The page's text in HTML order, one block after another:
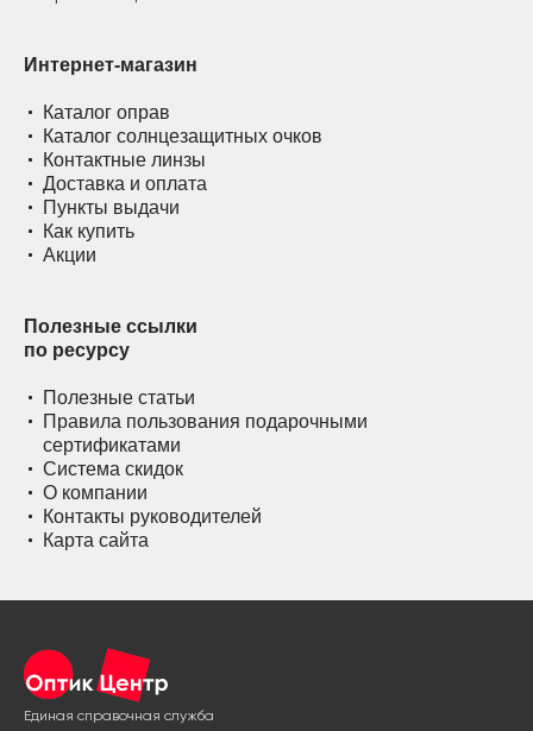
Интернет-магазин
Каталог оправ
Каталог солнцезащитных очков
Контактные линзы
Доставка и оплата
Пункты выдачи
Как купить
Акции
Полезные ссылки
по ресурсу
Полезные статьи
Правила пользования подарочными
сертификатами
Система скидок
О компании
Контакты руководителей
Карта сайта
Единая справочная служба